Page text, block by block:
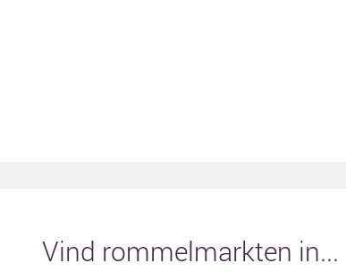
Vind rommelmarkten in...